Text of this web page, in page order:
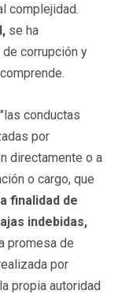
complejidad.
se ha
corrupción y
conductas
por
directamente o a
o cargo, que
finalidad de
indebidas,
promesa de
por
propia autoridad